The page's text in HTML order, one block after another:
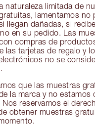
naturaleza limitada de
lamentamos no
llegan dañadas, si
en su pedido. Las
compras de
las tarjetas de regalo y
no se
que las muestras
la marca y no estamos
Nos reservamos el
obtener muestras